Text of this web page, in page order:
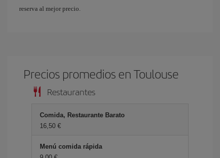
reserva al mejor precio.
Precios promedios en Toulouse
Restaurantes
Comida, Restaurante Barato
16,50 €
Menú comida rápida